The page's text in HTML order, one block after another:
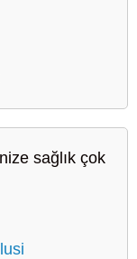
sağlık çok